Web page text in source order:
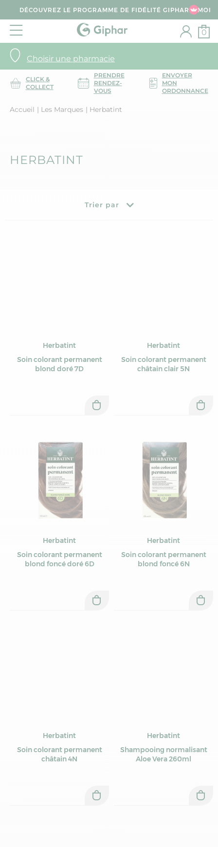
DÉCOUVREZ LE PROGRAMME DE FIDÉLITÉ GIPHAR & MOI
Choisir une pharmacie
0
CLICK &
COLLECT
PRENDRE
RENDEZ-
VOUS
ENVOYER
MON
ORDONNANCE
Accueil Les Marques Herbatint
HERBATINT
Trier par
Herbatint
Soin colorant permanent
blond doré 7D
Herbatint
Soin colorant permanent
châtain clair 5N
Herbatint
Soin colorant permanent
blond foncé doré 6D
Herbatint
Soin colorant permanent
blond foncé 6N
Herbatint
Soin colorant permanent
châtain 4N
Herbatint
Shampooing normalisant
Aloe Vera 260ml